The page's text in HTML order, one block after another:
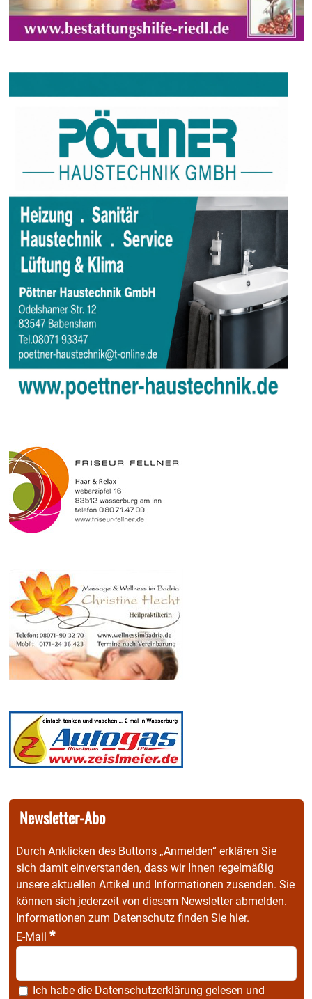
Newsletter-Abo
Durch Anklicken des Buttons „Anmelden“ erklären Sie
sich damit einverstanden, dass wir Ihnen regelmäßig
unsere aktuellen Artikel und Informationen zusenden. Sie
können sich jederzeit von diesem Newsletter abmelden.
Informationen zum Datenschutz finden Sie hier.
E-Mail *
Ich habe die Datenschutzerklärung gelesen und